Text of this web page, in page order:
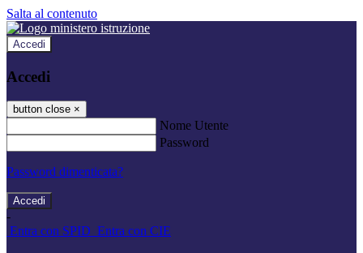
Salta al contenuto
Accedi
Accedi
button close ×
Nome Utente
Password
Password dimenticata?
-
Entra con SPID Entra con CIE